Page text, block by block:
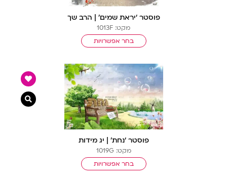
פוסטר ‘יראת שמים’ | הרב שך
מקט: 1013F
בחר אפשרויות
פוסטר ‘נחת’ | יג מידות
מקט: 1019G
בחר אפשרויות
צפייה